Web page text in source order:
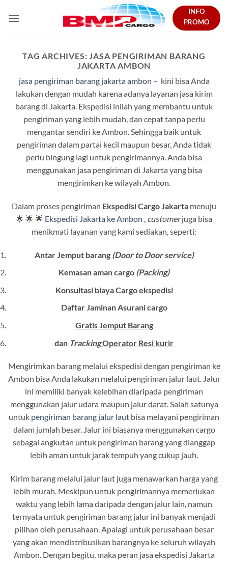
INFO
PROMO
TAG ARCHIVES:JASA PENGIRIMAN BARANG
JAKARTA AMBON
jasa pengiriman barang jakarta ambon – kini bisa Anda
lakukan dengan mudah karena adanya layanan jasa kirim
barang di Jakarta. Ekspedisi inilah yang membantu untuk
pengiriman yang lebih mudah, dan cepat tanpa perlu
mengantar sendiri ke Ambon. Sehingga baik untuk
pengiriman dalam partai kecil maupun besar, Anda tidak
perlu bingung lagi untuk pengirimannya. Anda bisa
menggunakan jasa pengiriman di Jakarta yang bisa
mengirimkan ke wilayah Ambon.
Dalam proses pengiriman Ekspedisi Cargo Jakarta menuju
🌟 🌟 🌟 Ekspedisi Jakarta ke Ambon customerjuga bisa
menikmati layanan yang kami sediakan, seperti:
Antar Jemput barang(Door to Door service)
Kemasan aman cargo (Packing)
Konsultasi biaya Cargo ekspedisi
Daftar Jaminan Asurani cargo
Gratis Jemput Barang
dan TrackingOperator Resi kurir
Mengirimkan barang melalui ekspedisi dengan pengiriman ke
Ambon bisa Anda lakukan melalui pengiriman jalur laut. Jalur
ini memiliki banyak kelebihan diaripada pengiriman
menggunakan jalur udara maupun jalur darat. Salah satunya
untuk pengiriman barang jalur laut bisa melayani pengiriman
dalam jumlah besar. Jalur ini biasanya menggunakan cargo
sebagai angkutan untuk pengiriman barang yang dianggap
lebih aman untuk jarak tempuh yang cukup jauh.
Kirim barang melalui jalur laut juga menawarkan harga yang
lebih murah. Meskipun untuk pengirimannya memerlukan
waktu yang lebih lama daripada dengan jalur lain, namun
ternyata untuk pengiriman barang jalur ini banyak menjadi
pilihan oleh perusahaan. Apalagi untuk perusahaan besar
yang akan mendistribusikan barangnya ke seluruh wilayah
Ambon. Dengan begitu, maka peran jasa ekspedisi Jakarta